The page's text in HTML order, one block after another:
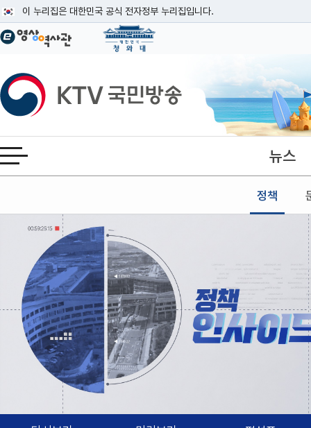
이 누리집은 대한민국 공식 전자정부 누리집입니다.
공식 누리집 주소 확인하기
이밖에 or.kr 또는 .kr등 다른 도메인 주소를 사용하고 있다면 아래 URL에서
운영중인 공식 누리집보기
KTV국민방송
전체메뉴 열기 뉴스
정책
본문